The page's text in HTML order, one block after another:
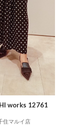
works 12761
住マルイ店